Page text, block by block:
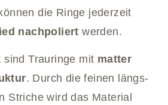
die Ringe jederzeit
nachpoliertwerden.
sind Trauringe mit matter
. Durch die feinen längs-
Striche wird das Material